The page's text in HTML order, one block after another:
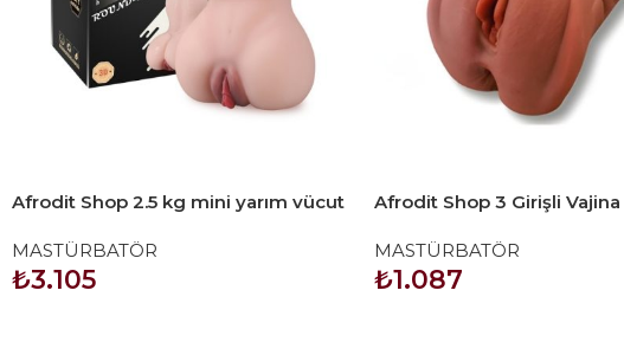
Afrodit Shop 2.5 kg mini yarım vücut
MASTÜRBATÖR
₺3.105
Afrodit Shop 3 Girişli Vajina
MASTÜRBATÖR
₺1.087